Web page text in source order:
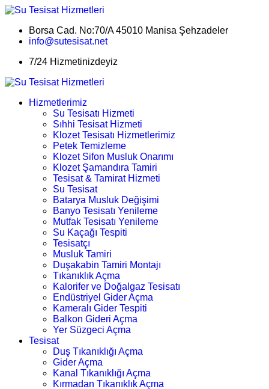
Borsa Cad. No:70/A 45010 Manisa Şehzadeler
info@sutesisat.net
7/24 Hizmetinizdeyiz
Hizmetlerimiz
Su Tesisatı Hizmeti
Sıhhi Tesisat Hizmeti
Klozet Tesisatı Hizmetlerimiz
Petek Temizleme
Klozet Sifon Musluk Onarımı
Klozet Şamandıra Tamiri
Tesisat & Tamirat Hizmeti
Su Tesisat
Batarya Musluk Değişimi
Banyo Tesisatı Yenileme
Mutfak Tesisatı Yenileme
Su Kaçağı Tespiti
Tesisatçı
Musluk Tamiri
Duşakabin Tamiri Montajı
Tıkanıklık Açma
Kalorifer ve Doğalgaz Tesisatı
Endüstriyel Gider Açma
Kameralı Gider Tespiti
Balkon Gideri Açma
Yer Süzgeci Açma
Tesisat
Duş Tıkanıklığı Açma
Gider Açma
Kanal Tıkanıklığı Açma
Kırmadan Tıkanıklık Açma